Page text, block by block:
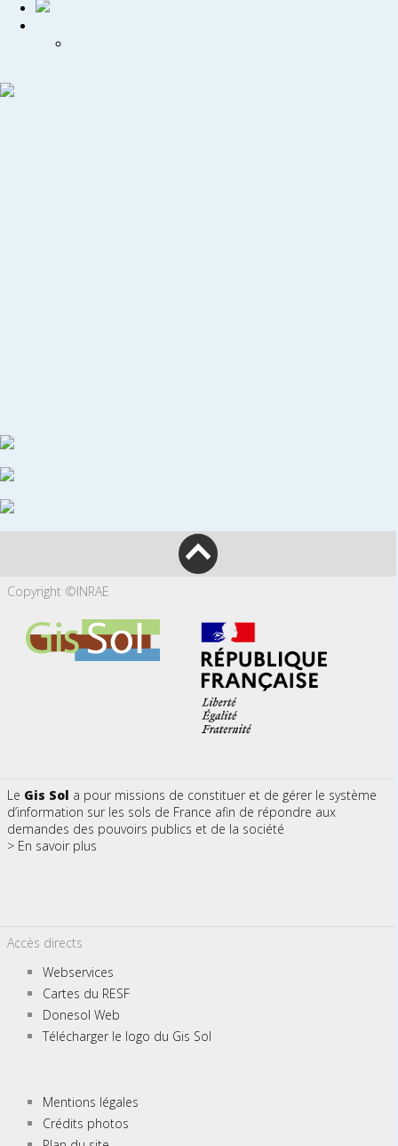
Copyright ©INRAE
Le Gis Sol a pour missions de constituer et de gérer le système
d’information sur les sols de France afin de répondre aux
demandes des pouvoirs publics et de la société
> En savoir plus
Accès directs
Webservices
Cartes du RESF
Donesol Web
Télécharger le logo du Gis Sol
Mentions légales
Crédits photos